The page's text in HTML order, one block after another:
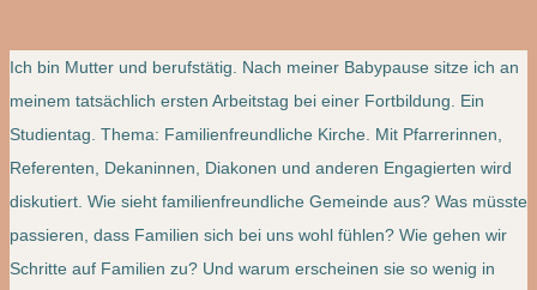
Ich bin Mutter und berufstätig. Nach meiner Babypause sitze ich an
meinem tatsächlich ersten Arbeitstag bei einer Fortbildung. Ein
Studientag. Thema: Familienfreundliche Kirche. Mit Pfarrerinnen,
Referenten, Dekaninnen, Diakonen und anderen Engagierten wird
diskutiert. Wie sieht familienfreundliche Gemeinde aus? Was müsste
passieren, dass Familien sich bei uns wohl fühlen? Wie gehen wir
Schritte auf Familien zu? Und warum erscheinen sie so wenig in